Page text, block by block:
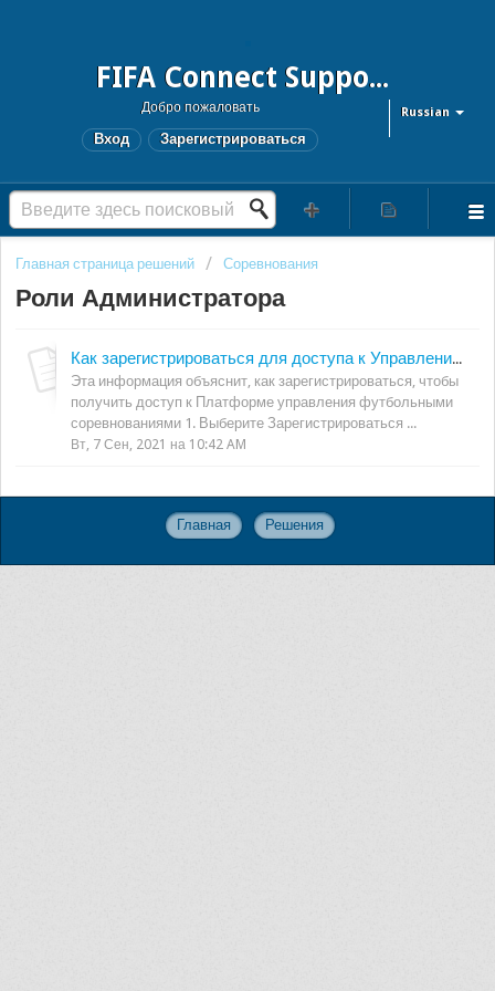
FIFA Connect Support and FCMS Support
Russian
Добро пожаловать
Вход Зарегистрироваться
Главная страница решений Соревнования
Роли Администратора
Как зарегистрироваться для доступа к Управлению соревнованиями
Эта информация объяснит, как зарегистрироваться, чтобы
получить доступ к Платформе управления футбольными
соревнованиями 1. Выберите Зарегистрироваться ...
Вт, 7 Сен, 2021 на 10:42 AM
Главная Решения